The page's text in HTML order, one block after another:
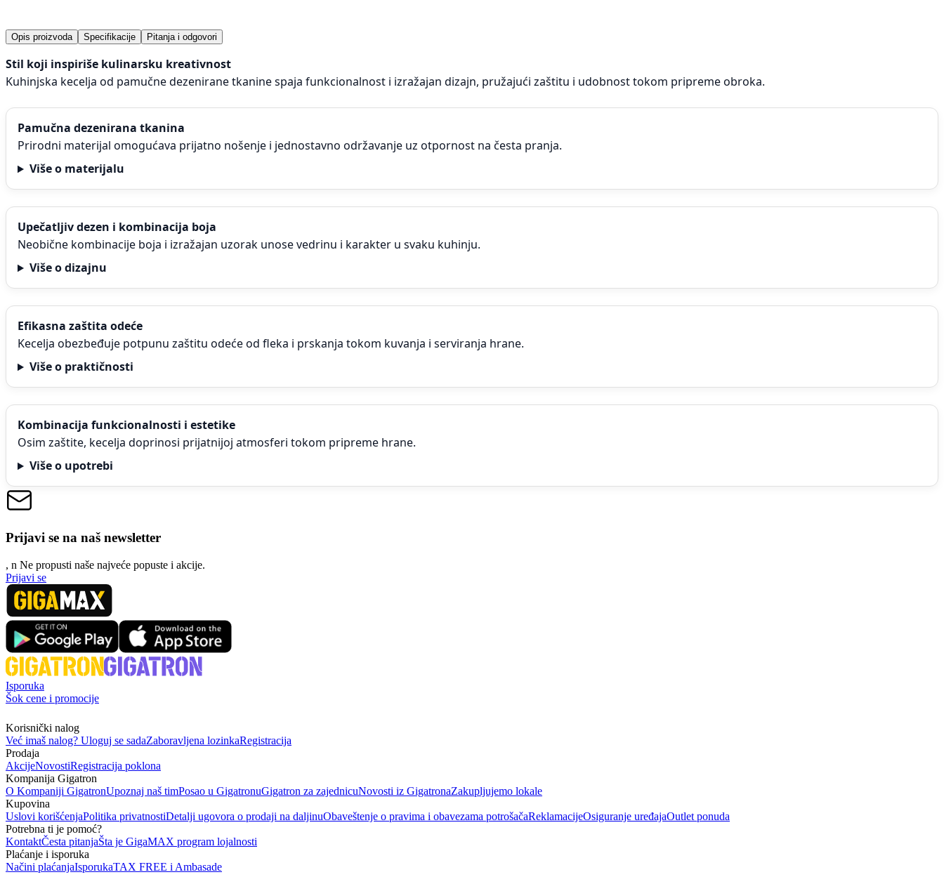
Opis proizvoda Specifikacije Pitanja i odgovori
Stil koji inspiriše kulinarsku kreativnost
Kuhinjska kecelja od pamučne dezenirane tkanine spaja funkcionalnost i izražajan dizajn, pružajući zaštitu i udobnost tokom pripreme obroka.
Pamučna dezenirana tkanina
Prirodni materijal omogućava prijatno nošenje i jednostavno održavanje uz otpornost na česta pranja.
Više o materijalu
Upečatljiv dezen i kombinacija boja
Neobične kombinacije boja i izražajan uzorak unose vedrinu i karakter u svaku kuhinju.
Više o dizajnu
Efikasna zaštita odeće
Kecelja obezbeđuje potpunu zaštitu odeće od fleka i prskanja tokom kuvanja i serviranja hrane.
Više o praktičnosti
Kombinacija funkcionalnosti i estetike
Osim zaštite, kecelja doprinosi prijatnijoj atmosferi tokom pripreme hrane.
Više o upotrebi
Prijavi se na naš newsletter
, n Ne propusti naše najveće popuste i akcije.
Prijavi se
Isporuka
Šok cene i promocije
Korisnički nalog
Već imaš nalog? Uloguj se sadaZaboravljena lozinkaRegistracija
Prodaja
AkcijeNovostiRegistracija poklona
Kompanija Gigatron
O Kompaniji GigatronUpoznaj naš timPosao u GigatronuGigatron za zajednicuNovosti iz GigatronaZakupljujemo lokale
Kupovina
Uslovi korišćenjaPolitika privatnostiDetalji ugovora o prodaji na daljinuObaveštenje o pravima i obavezama potrošačaReklamacijeOsiguranje uređajaOutlet ponuda
Potrebna ti je pomoć?
KontaktČesta pitanjaŠta je GigaMAX program lojalnosti
Plaćanje i isporuka
Načini plaćanjaIsporukaTAX FREE i Ambasade